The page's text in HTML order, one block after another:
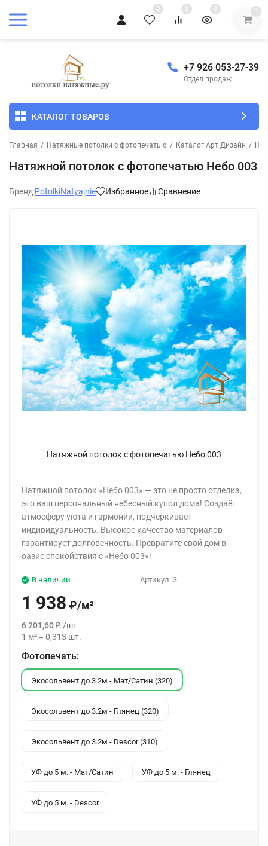
0 0 0 0
+7 926 053-27-39
Отдел продаж
КАТАЛОГ ТОВАРОВ
Главная / Натяжные потолки с фотопечатью / Каталог Арт Дизайн /
Натяжной потолок с фотопечатью Небо 003
Бренд:PotolkiNatyajnie Избранное Сравнение
Натяжной потолок с фотопечатью Небо 003
Натяжной потолок «Небо 003» — это не просто отделка,
это ваш персональный небесный купол дома! Создаёт
атмосферу уюта и гармонии, подчёркивает
индивидуальность. Высокое качество материалов
гарантирует долговечность. Превратите свой дом в
оазис спокойствия с «Небо 003»!
Артикул: 3
В наличии
1 938 ₽/м²
6 201,60₽ /шт.
1 м² = 0,313 шт.
Фотопечать:
Экосольвент до 3.2м - Мат/Сатин (320)
Экосольвент до 3.2м - Глянец (320)
Экосольвент до 3.2м - Descor (310)
УФ до 5 м. - Мат/Сатин УФ до 5 м. - Глянец
УФ до 5 м. - Descor